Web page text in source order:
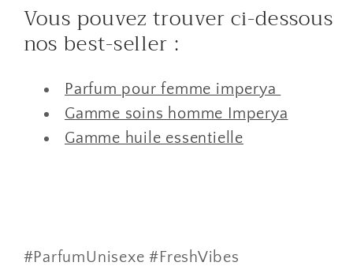
Vous pouvez trouver ci-dessous
nos best-seller :
Parfum pour femme imperya
Gamme soins homme Imperya
Gamme huile essentielle
#ParfumUnisexe #FreshVibes